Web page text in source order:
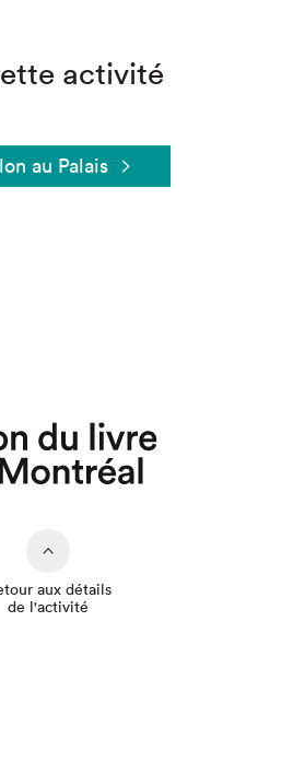
activité
au Palais
aux détails
de l'activité